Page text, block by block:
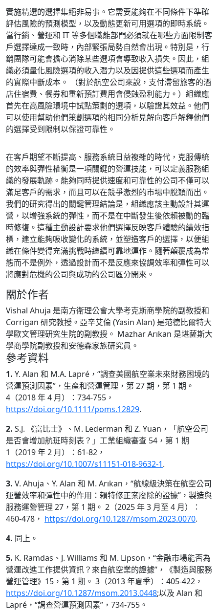
實施精選的選擇集絕非易事。它需要能夠在不同條件下準確
評估風險的預測模型，以及動態更新可用選項的即時系統。
當行銷、營運和 IT 等多個職能部門必須就在哪些方面限制客
戶選擇達成一致時，內部緊張局勢自然會出現。特別是，行
銷團隊可能會擔心消除某些選項會導致收入損失。因此，組
織必須量化風險選項的收入潛力以及因提供這些選項而產生
的實際中斷成本。 （對於航空公司來說，支付滯留旅客的酒
店住宿費、餐券和重新預訂費用會侵蝕盈利能力。）組織應
首先在高風險環境中試點策劃的選項，以驗證其效益。他們
可以使用幫助他們策劃選項的相同分析見解向客戶解釋他們
的選擇受到限制以保證可靠性。
在客戶期望不斷提高、服務系統日益複雜的時代，克服傳統
的效率與彈性權衡是一項關鍵的營運技能，可以定義服務組
織的發展軌跡。能夠同時提供速度和可靠性的公司不僅可以
滿足客戶的需求，而且可以在競爭激烈的市場中脫穎而出。
我們的研究得出的關鍵管理結論是，組織應該主動設計其運
營，以增強系統的彈性，而不是在中斷發生後依賴被動的臨
時修復。這種主動設計要求他們選擇反映客戶體驗的績效指
標，建立能夠吸收變化的系統，並塑造客戶的選擇，以便組
織在條件變得充滿挑戰時繼續可靠地運作。隨著顛覆成為常
態而不是例外，透過設計而不是反應來協調效率和彈性可以
將應對危機的公司與成功的公司區分開來。
關於作者
Vishal Ahuja 是南方衛理公會大學考克斯商學院的副教授和
Corrigan 研究教授。亞辛艾倫 (Yasin Alan) 是范德比爾特大
學歐文管理研究生院的副教授。 Mazhar Arıkan 是堪薩斯大
學商學院副教授和安德森家族研究員。
參考資料
1. Y. Alan 和 M.A. Lapré，“調查美國航空業未來財務困境的
營運預測因素”，生產和營運管理，第 27 期，第 1 期。
4（2018 年 4 月）：734-755，
https://doi.org/10.1111/poms.12829.
2. S.J. 《富比士》、M. Lederman 和 Z. Yuan，「航空公司
是否會增加航班時刻表？」工業組織審查 54，第 1 期
1（2019 年 2 月）：61-82，
https://doi.org/10.1007/s11151-018-9632-1.
3. V. Ahuja、Y. Alan 和 M. Arıkan，“航線級決策在航空公司
運營效率和彈性中的作用：賴特修正案廢除的證據”，製造與
服務運營管理 27，第 1 期。 2（2025 年 3 月至 4 月）：
460-478， https://doi.org/10.1287/msom.2023.0070.
4. 同上。
5. K. Ramdas、J. Williams 和 M. Lipson，“金融市場能否為
營運改進工作提供資訊？來自航空業的證據”，《製造與服務
營運管理》15，第 1 期。 3（2013 年夏季）：405-422，
https://doi.org/10.1287/msom.2013.0448;以及 Alan 和
Lapré，“調查營運預測因素”，734-755。